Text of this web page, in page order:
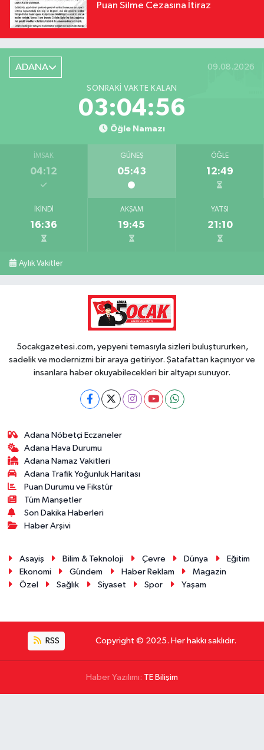
Puan Silme Cezasına İtiraz
ADANA 09.08.2026
SONRAKI VAKTE KALAN
03:04:55
Öğle Namazı
İMSAK
04:12
GÜNEŞ
05:43
ÖĞLE
12:49
İKINDI
16:36
AKŞAM
19:45
YATSI
21:10
Aylık Vakitler
5ocakgazetesi.com, yepyeni temasıyla sizleri buluştururken,
sadelik ve modernizmi bir araya getiriyor. Şatafattan kaçınıyor ve
insanlara haber okuyabilecekleri bir altyapı sunuyor.
Adana Nöbetçi Eczaneler
Adana Hava Durumu
Adana Namaz Vakitleri
Adana Trafik Yoğunluk Haritası
Puan Durumu ve Fikstür
Tüm Manşetler
Son Dakika Haberleri
Haber Arşivi
Asayiş Bilim & Teknoloji Çevre Dünya
Eğitim
Ekonomi
Gündem Haber Reklam
Magazin
Özel
Sağlık Siyaset Spor Yaşam
RSS Copyright © 2025. Her hakkı saklıdır.
Haber Yazılımı: TE Bilişim